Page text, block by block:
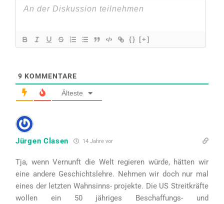
{} [+]
9 KOMMENTARE
Älteste
Jürgen Clasen 14 Jahre vor
Tja, wenn Vernunft die Welt regieren würde, hätten wir
eine andere Geschichtslehre. Nehmen wir doch nur mal
eines der letzten Wahnsinns- projekte. Die US Streitkräfte
wollen ein 50 jähriges Beschaffungs- und